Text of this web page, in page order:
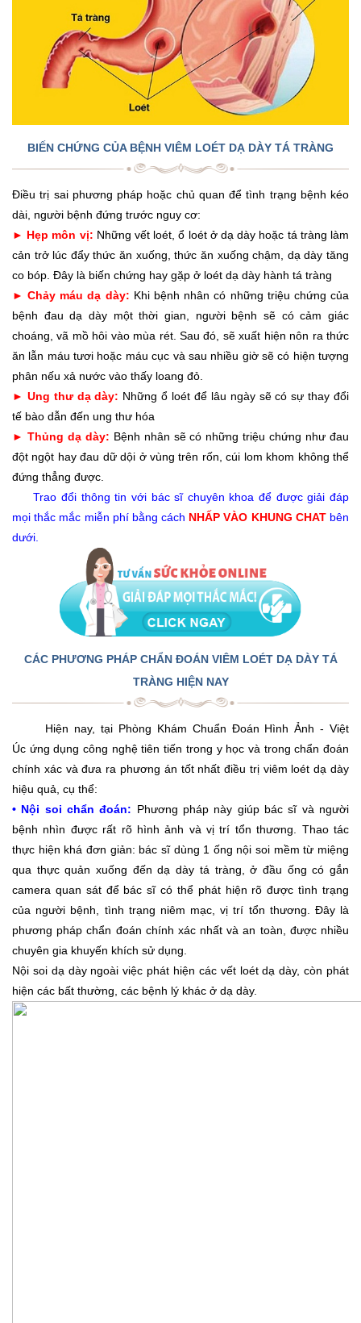
BIẾN CHỨNG CỦA BỆNH VIÊM LOÉT DẠ DÀY TÁ TRÀNG
Điều trị sai phương pháp hoặc chủ quan để tình trạng bệnh kéo
dài, người bệnh đứng trước nguy cơ:
► Hẹp môn vị: Những vết loét, ổ loét ở dạ dày hoặc tá tràng làm
cản trở lúc đẩy thức ăn xuống, thức ăn xuống chậm, dạ dày tăng
co bóp. Đây là biến chứng hay gặp ở loét dạ dày hành tá tràng
► Chảy máu dạ dày: Khi bệnh nhân có những triệu chứng của
bệnh đau dạ dày một thời gian, người bệnh sẽ có cảm giác
choáng, vã mồ hôi vào mùa rét. Sau đó, sẽ xuất hiện nôn ra thức
ăn lẫn máu tươi hoặc máu cục và sau nhiều giờ sẽ có hiện tượng
phân nếu xả nước vào thấy loang đỏ.
► Ung thư dạ dày: Những ổ loét để lâu ngày sẽ có sự thay đổi
tế bào dẫn đến ung thư hóa
► Thủng dạ dày: Bệnh nhân sẽ có những triệu chứng như đau
đột ngột hay đau dữ dội ở vùng trên rốn, cúi lom khom không thể
đứng thẳng được.
Trao đổi thông tin với bác sĩ chuyên khoa để được giải đáp
mọi thắc mắc miễn phí bằng cách NHẤP VÀO KHUNG CHATbên
dưới.
CÁC PHƯƠNG PHÁP CHẨN ĐOÁN VIÊM LOÉT DẠ DÀY TÁ
TRÀNG HIỆN NAY
Hiện nay, tại Phòng Khám Chuẩn Đoán Hình Ảnh - Việt
Úc ứng dụng công nghệ tiên tiến trong y học và trong chẩn đoán
chính xác và đưa ra phương án tốt nhất điều trị viêm loét dạ dày
hiệu quả, cụ thể:
• Nội soi chẩn đoán: Phương pháp này giúp bác sĩ và người
bệnh nhìn được rất rõ hình ảnh và vị trí tổn thương. Thao tác
thực hiện khá đơn giản: bác sĩ dùng 1 ống nội soi mềm từ miệng
qua thực quản xuống đến dạ dày tá tràng, ở đầu ống có gắn
camera quan sát để bác sĩ có thể phát hiện rõ được tình trạng
của người bệnh, tình trạng niêm mạc, vị trí tổn thương. Đây là
phương pháp chẩn đoán chính xác nhất và an toàn, được nhiều
chuyên gia khuyến khích sử dụng.
Nội soi dạ dày ngoài việc phát hiện các vết loét dạ dày, còn phát
hiện các bất thường, các bệnh lý khác ở dạ dày.